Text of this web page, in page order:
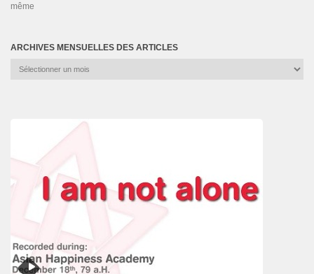
même
ARCHIVES MENSUELLES DES ARTICLES
Archives